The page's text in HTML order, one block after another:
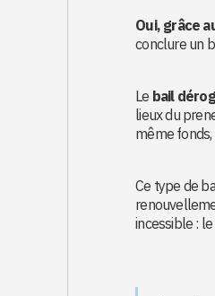
Oui, grâce
conclure un
Le bail
lieux du
même
Ce type de
incessible :